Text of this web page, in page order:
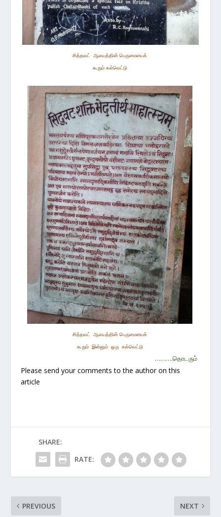
சித்தவட் ஆலயத்தின் பெருமையைக்
கூறும் கல்வெட்டு
சித்தவட் ஆலயத்தின் பெருமையைக்
கூறும் இன்னும் ஒரு கல்வெட்டு
……….தொடரும்
Please send your comments to the author on this
article
SHARE:
RATE:
PREVIOUS NEXT